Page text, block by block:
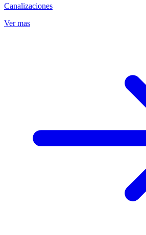
Canalizaciones
Ver mas